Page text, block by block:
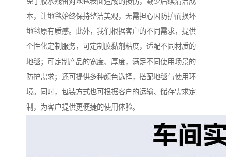
本，让地毯始终保持整洁美观，无需担心因防护而损坏
地毯原有质感。此外，我们根据客户的不同需求，提供
个性化定制服务，可定制胶黏剂粘度，适配不同材质的
地毯；可定制产品的宽度、厚度，满足不同使用场景的
防护需求；还可提供多种颜色选择，搭配地毯与使用环
境。同时，包装方式也可根据客户的运输、储存需求定
制，为客户提供更便捷的使用体验。